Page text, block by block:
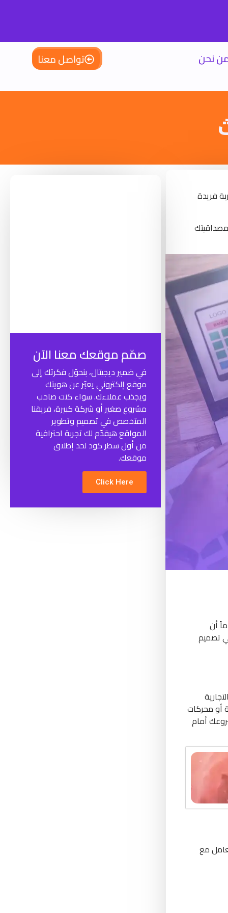
نحن تواصل معنا
فريدة
أن
تصميم
أو محركات
أمام
مع
صمّم موقعك معنا الآن
في ضمير ديجيتال، بنحوّل فكرتك إلى
موقع إلكتروني يعبّر عن هويتك
ويجذب عملاءك. سواء كنت صاحب
مشروع صغير أو شركة كبيرة، فريقنا
المتخصص في تصميم وتطوير
المواقع هيقدّم لك تجربة احترافية
من أول سطر كود لحد إطلاق
موقعك.
Click Here